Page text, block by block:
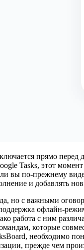
прямо перед
Tasks, этот
вы по-прежнему
и добавлять
но с важными
поддержка офлайн-
работа с ним
которые
необходимо
прежде чем